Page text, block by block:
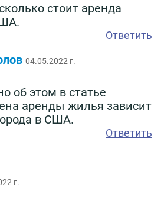
стоит аренда
Ответить
04.05.2022 г.
об этом в статье
аренды жилья зависит
в США.
Ответить
г.